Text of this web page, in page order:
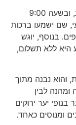
במהלך האירוע, תתאפשר רכיבה עצמאית, ובשעה 9:00
שם ישמעו ברכות
בנוסף, יוגש
ללא תשלום,
נבנה מתוך
לבין
יער ירוקים
ומנוסים כאחד.